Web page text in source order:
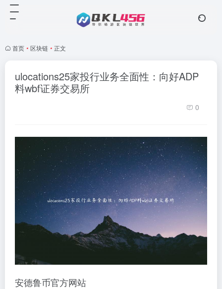
首页 • 区块链 • 正文
ulocations25家投行业务全面性：向好ADP
料wbf证券交易所
0
安德鲁币官方网站